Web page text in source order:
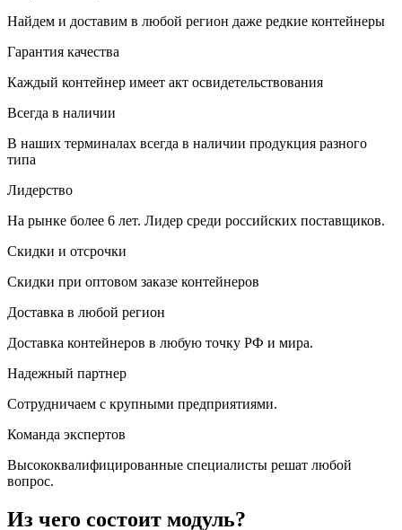
Найдем и доставим в любой регион даже редкие контейнеры
Гарантия качества
Каждый контейнер имеет акт освидетельствования
Всегда в наличии
В наших терминалах всегда в наличии продукция разного
типа
Лидерство
На рынке более 6 лет. Лидер среди российских поставщиков.
Скидки и отсрочки
Скидки при оптовом заказе контейнеров
Доставка в любой регион
Доставка контейнеров в любую точку РФ и мира.
Надежный партнер
Сотрудничаем с крупными предприятиями.
Команда экспертов
Высококвалифицированные специалисты решат любой
вопрос.
Из чего состоит модуль?